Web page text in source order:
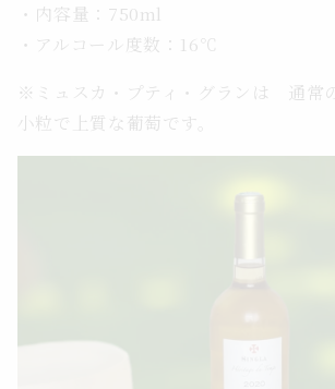
・内容量：750ml
・アルコール度数：16℃
※ミュスカ・プティ・グランは 通常
小粒で上質な葡萄です。